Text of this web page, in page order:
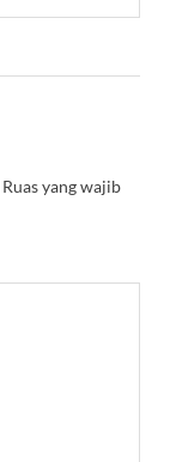
Ruas yang wajib